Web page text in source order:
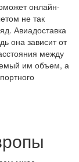
онлайн-
не так
Авиадоставка
она зависит от
между
им объем, а